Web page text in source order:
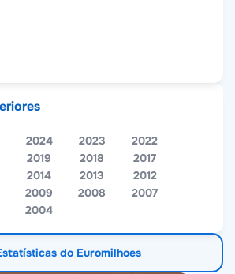
2024 2023
2022
2019 2018
2017
2014 2013
2012
2009 2008
2007
2004
do Euromilhoes